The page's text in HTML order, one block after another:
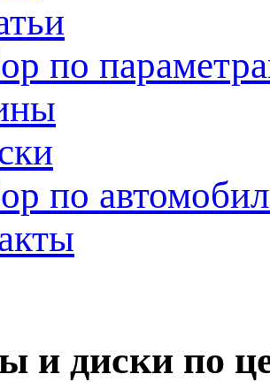
по
по
и диски по